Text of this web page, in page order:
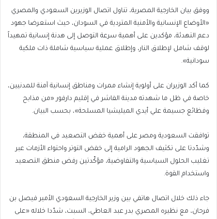
ووفق بيان الخارجية المصرية، تناول اتصال الوزيرين السعودي والمصري
«الأوضاع الإنسانية والأمنية المتردية في السودان، حيث استعرضا جهود
دعم التهدئة، مؤكدين على أهمية سرعة التوصل إلى هدنة إنسانية تمهيداً
لوقف شامل لإطلاق النار، وإطلاق عملية سياسية شاملة ذات ملكية
سودانية».
كما أكد الوزيران على أولوية إنشاء ممرات ومناطق إنسانية آمنة للمدنيين،
خاصة في ظل ما شهدته مدينة الفاشر في إقليم دارفور «من مذابح
وفظائع جسيمة علي أيدي الميليشيا المسلحة»، بحسب البيان.
توافقت السعودية ومصر على أهمية خفض التصعيد في المنطقة،
وشدّدتا على تكثيف الجهود الرامية إلى خفض التوتر واحتواء الأزمات عبر
تغليب الحلول السياسية والتفاوضية، مؤكّدتين رفض منطق التصعيد
واستخدام القوة.
جاء ذلك خلال اتصال هاتفي بين وزير الخارجية السعودي الأمير فيصل بن
فرحان، مع نظيره المصري بدر عبد العاطي، السبت، شدّدا خلاله «على